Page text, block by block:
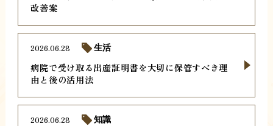
改善案
病院で受け取る出産証明書を大切に保管すべき理
由と後の活用法
2026.06.28 生活
2026.06.28 知識